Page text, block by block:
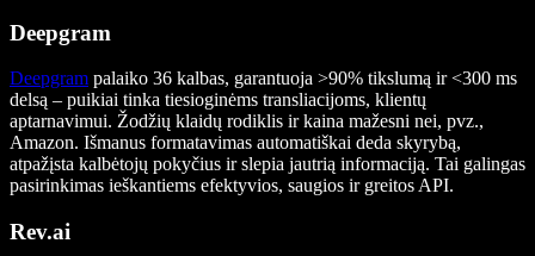
Deepgram
Deepgram palaiko 36 kalbas, garantuoja >90% tikslumą ir <300 ms
delsą – puikiai tinka tiesioginėms transliacijoms, klientų
aptarnavimui. Žodžių klaidų rodiklis ir kaina mažesni nei, pvz.,
Amazon. Išmanus formatavimas automatiškai deda skyrybą,
atpažįsta kalbėtojų pokyčius ir slepia jautrią informaciją. Tai galingas
pasirinkimas ieškantiems efektyvios, saugios ir greitos API.
Rev.ai